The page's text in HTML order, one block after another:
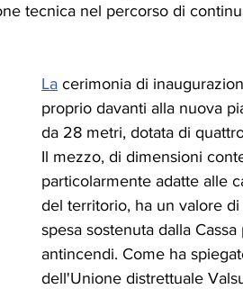
tecnica nel percorso di
La cerimonia di
proprio davanti alla nuova
da 28 metri, dotata di
Il mezzo, di dimensioni
particolarmente adatte alle
del territorio, ha un valore
spesa sostenuta dalla
antincendi. Come ha
dell'Unione distrettuale